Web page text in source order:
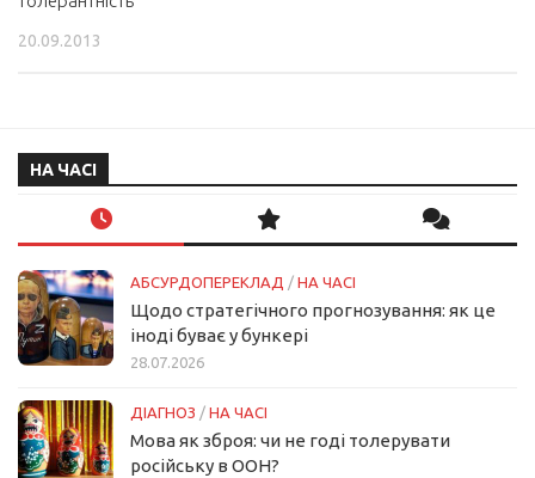
20.09.2013
НА ЧАСІ
АБСУРДОПЕРЕКЛАД / НА ЧАСІ
Щодо стратегічного прогнозування: як це
іноді буває у бункері
28.07.2026
ДІАГНОЗ / НА ЧАСІ
Мова як зброя: чи не годі толерувати
російську в ООН?